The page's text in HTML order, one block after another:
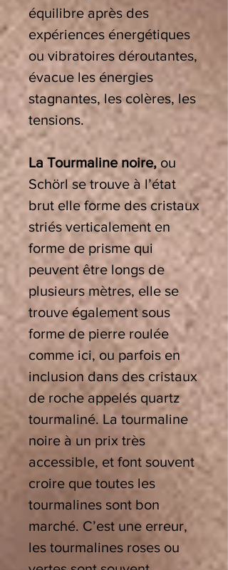
équilibre après des
expériences énergétiques
ou vibratoires déroutantes,
évacue les énergies
stagnantes, les colères, les
tensions.
La Tourmaline noire, ou
Schörl se trouve à l’état
brut elle forme des cristaux
striés verticalement en
forme de prisme qui
peuvent être longs de
plusieurs mètres, elle se
trouve également sous
forme de pierre roulée
comme ici, ou parfois en
inclusion dans des cristaux
de roche appelés quartz
tourmaliné. La tourmaline
noire à un prix très
accessible, et font souvent
croire que toutes les
tourmalines sont bon
marché. C’est une erreur,
les tourmalines roses ou